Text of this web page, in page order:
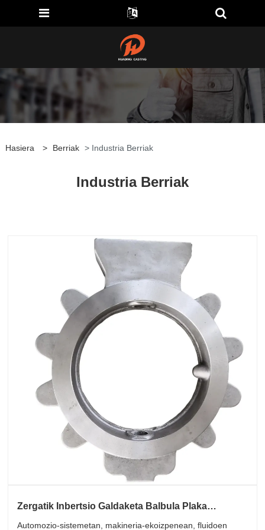
Hasiera > Berriak > Industria Berriak
Industria Berriak
Zergatik Inbertsio Galdaketa Balbula Plaka
Automozio-sistemetan, makineria-ekoizpenean, fluidoen